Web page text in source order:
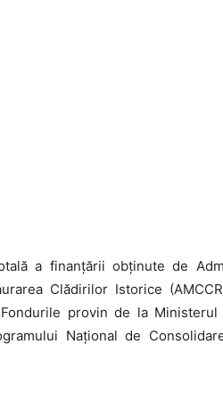
a finanțării obținute de
Clădirilor Istorice
provin de la Ministerul
Național de